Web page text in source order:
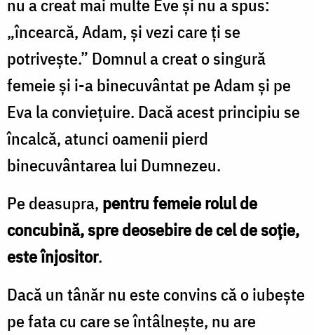
nu a creat mai multe Eve şi nu a spus:
„încearcă, Adam, şi vezi care ţi se
potriveşte.” Domnul a creat o singură
femeie şi i-a binecuvântat pe Adam şi pe
Eva la convieţuire. Dacă acest principiu se
încalcă, atunci oamenii pierd
binecuvântarea lui Dumnezeu.
Pe deasupra, pentru femeie rolul de
concubină, spre deosebire de cel de soţie,
este înjositor.
Dacă un tânăr nu este convins că o iubeşte
pe fata cu care se întâlneşte, nu are